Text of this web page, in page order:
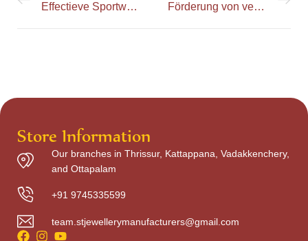
Effectieve Sportweddenschappen Strategieën bij Betfred Förderung von verantwortungsvollem Spielen im PlayJonny Casino
Store Information
Our branches in Thrissur, Kattappana, Vadakkenchery,
and Ottapalam
+91 9745335599
team.stjewellerymanufacturers@gmail.com